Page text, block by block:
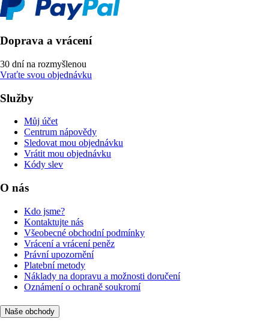
Doprava a vrácení
30 dní na rozmyšlenou
Vraťte svou objednávku
Služby
Můj účet
Centrum nápovědy
Sledovat mou objednávku
Vrátit mou objednávku
Kódy slev
O nás
Kdo jsme?
Kontaktujte nás
Všeobecné obchodní podmínky
Vrácení a vrácení peněz
Právní upozornění
Platební metody
Náklady na dopravu a možnosti doručení
Oznámení o ochraně soukromí
Naše obchody